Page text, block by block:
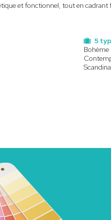
et fonctionnel, tout en
5
Bohème